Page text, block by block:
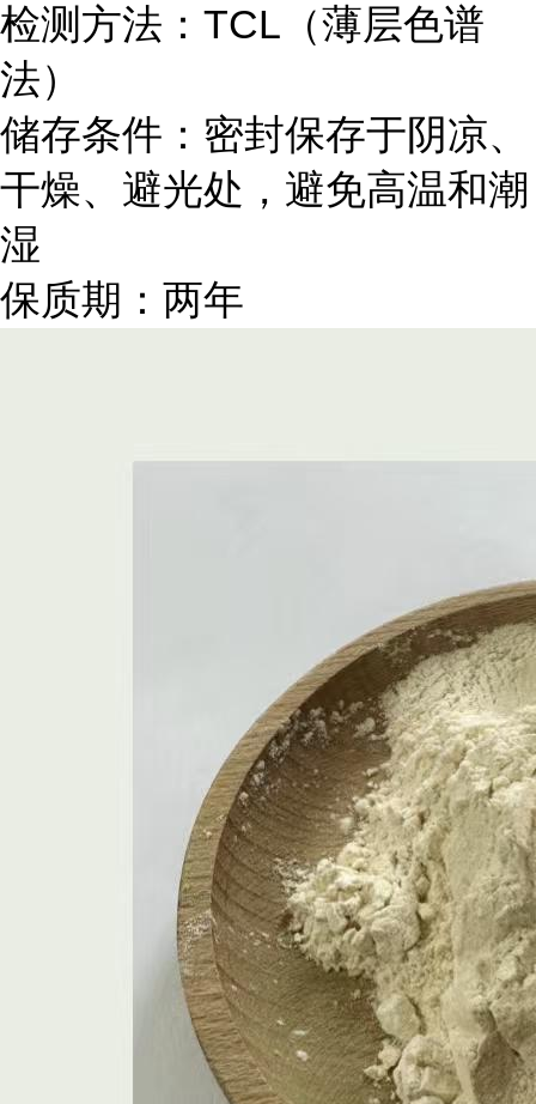
检测方法：TCL（薄层色谱
法）
储存条件：密封保存于阴凉、
干燥、避光处，避免高温和潮
湿
保质期：两年